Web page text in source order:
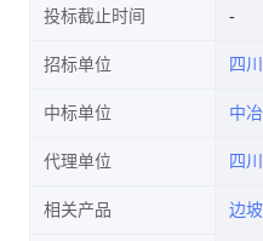
投标截止时间
招标单位 四
中标单位 中
代理单位 四
相关产品 边